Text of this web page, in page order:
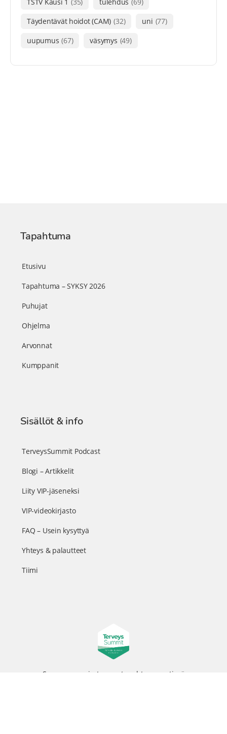
Täydentävät hoidot (CAM) (32) uni (77)
uupumus (67) väsymys (49)
Tapahtuma
Etusivu
Tapahtuma – SYKSY 2026
Puhujat
Ohjelma
Arvonnat
Kumppanit
Sisällöt & info
TerveysSummit Podcast
Blogi – Artikkelit
Liity VIP-jäseneksi
VIP-videokirjasto
FAQ – Usein kysyttyä
Yhteys & palautteet
Tiimi
Suomen suurin terveystapahtuma netissä